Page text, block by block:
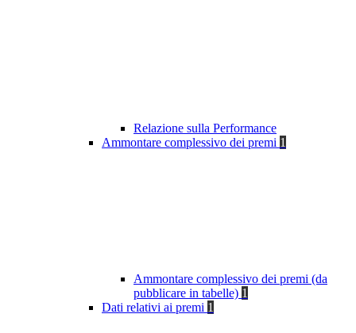
Relazione sulla Performance
Ammontare complessivo dei premi 1
Ammontare complessivo dei premi (da
pubblicare in tabelle) 1
Dati relativi ai premi 1